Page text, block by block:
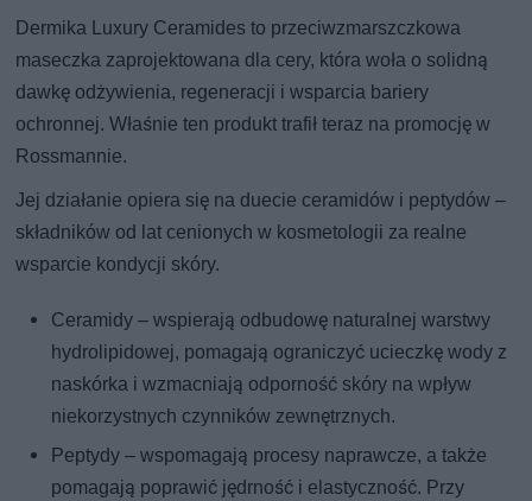
Dermika Luxury Ceramides to przeciwzmarszczkowa
maseczka zaprojektowana dla cery, która woła o solidną
dawkę odżywienia, regeneracji i wsparcia bariery
ochronnej. Właśnie ten produkt trafił teraz na promocję w
Rossmannie.
Jej działanie opiera się na duecie ceramidów i peptydów –
składników od lat cenionych w kosmetologii za realne
wsparcie kondycji skóry.
Ceramidy – wspierają odbudowę naturalnej warstwy
hydrolipidowej, pomagają ograniczyć ucieczkę wody z
naskórka i wzmacniają odporność skóry na wpływ
niekorzystnych czynników zewnętrznych.
Peptydy – wspomagają procesy naprawcze, a także
pomagają poprawić jędrność i elastyczność. Przy